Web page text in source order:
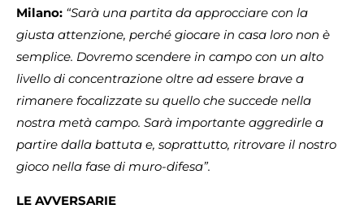
Milano: “Sarà una partita da approcciare con la
giusta attenzione, perché giocare in casa loro non è
semplice. Dovremo scendere in campo con un alto
livello di concentrazione oltre ad essere brave a
rimanere focalizzate su quello che succede nella
nostra metà campo. Sarà importante aggredirle a
partire dalla battuta e, soprattutto, ritrovare il nostro
gioco nella fase di muro-difesa”.
LE AVVERSARIE